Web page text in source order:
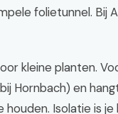
folietunnel. Bij
kleine planten.
Hornbach) en
Isolatie is